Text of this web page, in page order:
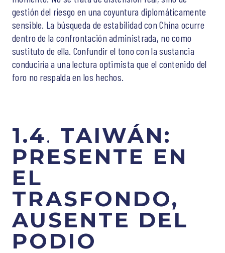
gestión del riesgo en una coyuntura diplomáticamente
sensible. La búsqueda de estabilidad con China ocurre
dentro de la confrontación administrada, no como
sustituto de ella. Confundir el tono con la sustancia
conduciría a una lectura optimista que el contenido del
foro no respalda en los hechos.
1.4. TAIWÁN:
PRESENTE EN
EL
TRASFONDO,
AUSENTE DEL
PODIO